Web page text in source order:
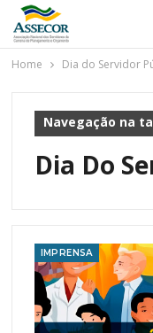
Home Dia do Servidor
Navegação na
Dia Do
IMPRENSA